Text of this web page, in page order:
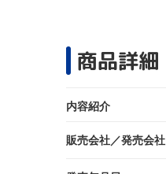
商品詳細
内容紹介
販売会社／発売会社